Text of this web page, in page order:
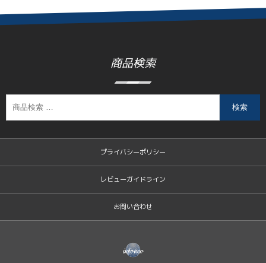
商品検索
検索
プライバシーポリシー
レビューガイドライン
お問い合わせ